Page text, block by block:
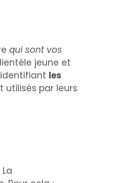
qui sont vos
jeune et
les
utilisés par leurs
La